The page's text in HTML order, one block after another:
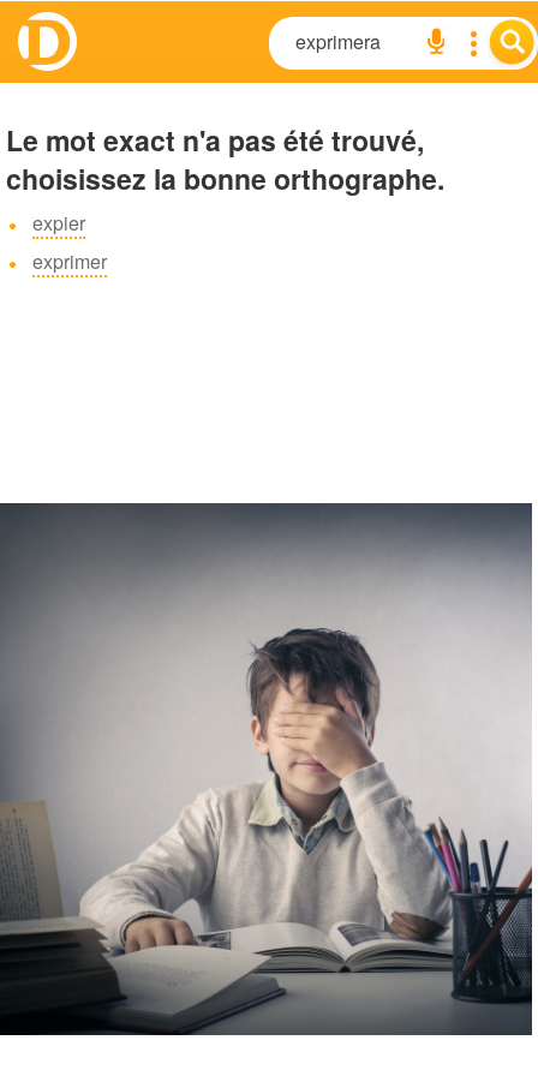
Le mot exact n'a pas été trouvé,
choisissez la bonne orthographe.
expier
exprimer